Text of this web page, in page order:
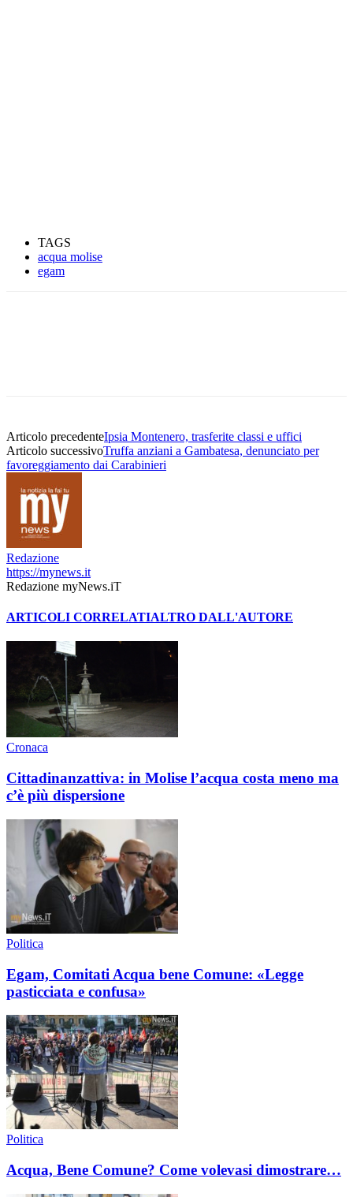
TAGS
acqua molise
egam
Articolo precedenteIpsia Montenero, trasferite classi e uffici
Articolo successivoTruffa anziani a Gambatesa, denunciato per
favoreggiamento dai Carabinieri
Redazione
https://mynews.it
Redazione myNews.iT
ARTICOLI CORRELATIALTRO DALL'AUTORE
Cronaca
Cittadinanzattiva: in Molise l’acqua costa meno ma
c’è più dispersione
Politica
Egam, Comitati Acqua bene Comune: «Legge
pasticciata e confusa»
Politica
Acqua, Bene Comune? Come volevasi dimostrare…